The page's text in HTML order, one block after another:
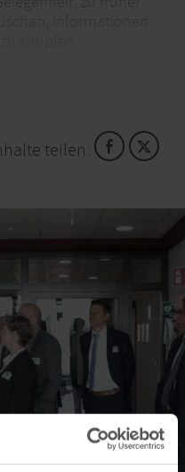
92 / 93 32 05
vulkaneifel.de
teilen: